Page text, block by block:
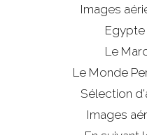
Images
Egypte
Le
Le Monde
Sélection
Images